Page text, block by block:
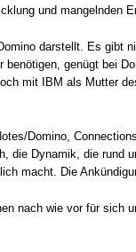
und mangelnden
darstellt. Es gibt
genügt bei
mit IBM als Mutter
Domino,
die Dynamik, die rund
macht. Die
nach wie vor für sich